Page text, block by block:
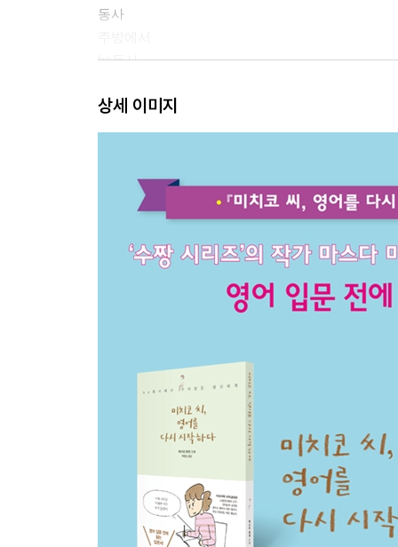
동사
be동사
그들의 운명
그것이 우리말
회사에서③
3인칭의 be동사
회사에서④
영어 입문을 위한 입문
상세 이미지